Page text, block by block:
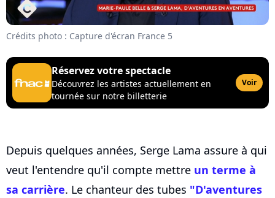
Crédits photo : Capture d'écran France 5
Réservez votre spectacle
Découvrez les artistes actuellement en
tournée sur notre billetterie
Voir
Depuis quelques années, Serge Lama assure à qui
veut l'entendre qu'il compte mettre un terme à
sa carrière. Le chanteur des tubes "D'aventures